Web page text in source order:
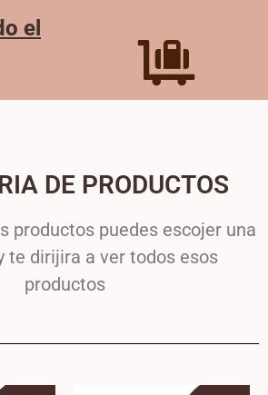
el
DE PRODUCTOS
productos puedes escojer una
te dirijira a ver todos esos
productos